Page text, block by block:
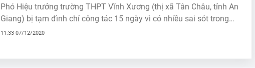
Phó Hiệu trưởng trường THPT Vĩnh Xương (thị xã Tân Châu, tỉnh An
Giang) bị tạm đình chỉ công tác 15 ngày vì có nhiều sai sót trong
việc kỷ luật học sinh.
11:33 07/12/2020